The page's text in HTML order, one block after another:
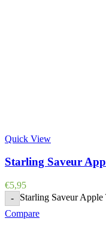
Quick View
Starling Saveur
€5,95
-
Starling Saveur
Compare